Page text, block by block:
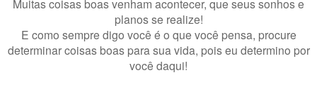
Muitas coisas boas venham acontecer, que seus sonhos e
planos se realize!
E como sempre digo você é o que você pensa, procure
determinar coisas boas para sua vida, pois eu determino por
você daqui!